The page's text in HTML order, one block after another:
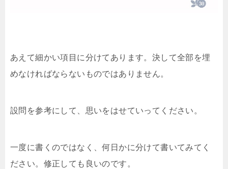
あえて細かい項目に分けてあります。決して全部を埋
めなければならないものではありません。
設問を参考にして、思いをはせていってください。
一度に書くのではなく、何日かに分けて書いてみてく
ださい。修正しても良いのです。